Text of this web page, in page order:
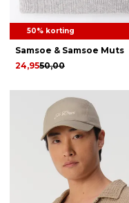
50% korting
Samsoe & Samsoe Muts
50,00
24,95